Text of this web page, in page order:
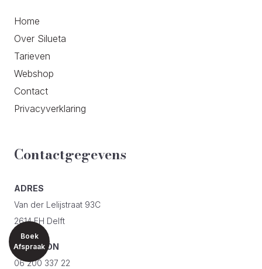
Home
Over Silueta
Tarieven
Webshop
Contact
Privacyverklaring
Contactgegevens
ADRES
Van der Lelijstraat 93C
2614 EH Delft
TELEFOON
06 200 337 22
Boek
Afspraak